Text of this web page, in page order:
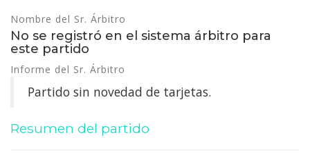
Nombre del Sr. Árbitro
No se registró en el sistema árbitro para
este partido
Informe del Sr. Árbitro
Partido sin novedad de tarjetas.
Resumen del partido